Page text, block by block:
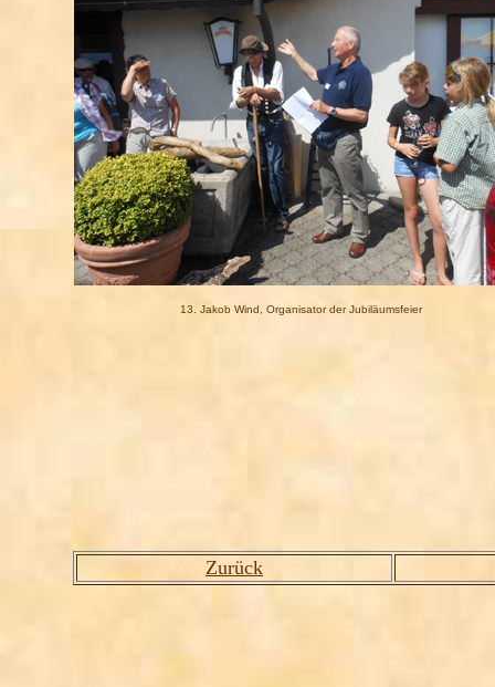
13. Jakob Wind, Organisator der Jubiläumsfeier
Zurück